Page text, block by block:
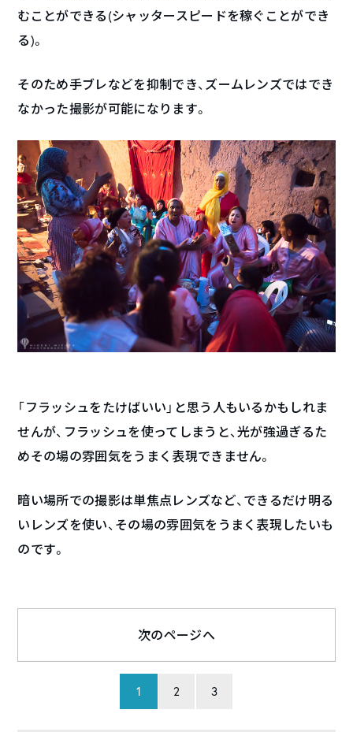
むことができる(シャッタースピードを稼ぐことができ
る)。
そのため手ブレなどを抑制でき、ズームレンズではでき
なかった撮影が可能になります。
「フラッシュをたけばいい」と思う人もいるかもしれま
せんが、フラッシュを使ってしまうと、光が強過ぎるた
めその場の雰囲気をうまく表現できません。
暗い場所での撮影は単焦点レンズなど、できるだけ明る
いレンズを使い、その場の雰囲気をうまく表現したいも
のです。
1 2 3
次のページへ